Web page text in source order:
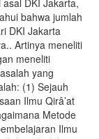
DKI Jakarta,
bahwa jumlah
DKI Jakarta
Artinya meneliti
meneliti
yang
(1) Sejauh
Ilmu Qirâ’at
Metode
Ilmu